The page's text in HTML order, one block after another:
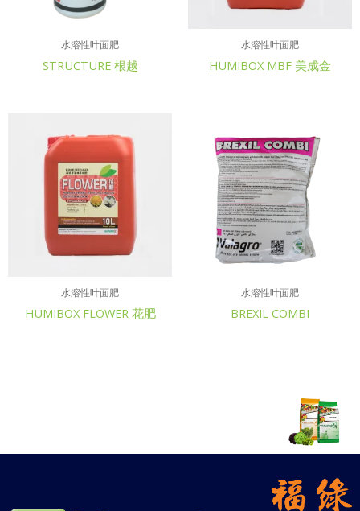
水溶性叶面肥
STRUCTURE 根越
水溶性叶面肥
HUMIBOX MBF 美成金
水溶性叶面肥
HUMIBOX FLOWER 花肥
水溶性叶面肥
BREXIL COMBI